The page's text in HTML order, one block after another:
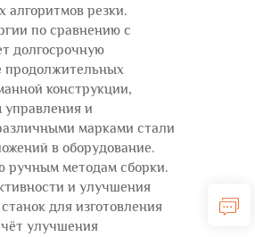
алгоритмов резки.
по сравнению с
долгосрочную
продолжительных
конструкции,
и
марками стали
в оборудование.
ручным методам сборки.
и улучшения
для изготовления
улучшения